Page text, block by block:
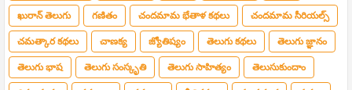
ఖురాన్ తెలుగు గణితం చందమామ భేతాళ కథలు చందమామ సీరియల్స్
చమత్కార కథలు చాణక్య జ్యోతిష్యం తెలుగు కథలు తెలుగు జ్ఞానం
తెలుగు భాష తెలుగు సంస్కృతి తెలుగు సాహిత్యం తెలుసుకుందాం